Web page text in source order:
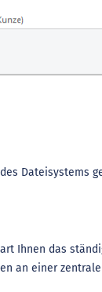
Dateisystems
Ihnen das
an einer